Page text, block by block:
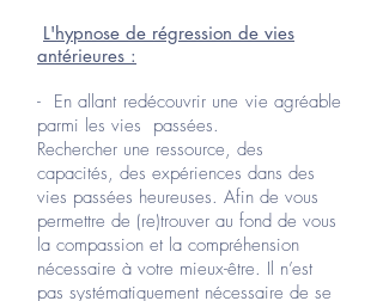
L'hypnose de régression de vies
antérieures :
- En allant redécouvrir une vie agréable
parmi les vies passées.
Rechercher une ressource, des
capacités, des expériences dans des
vies passées heureuses. Afin de vous
permettre de (re)trouver au fond de vous
la compassion et la compréhension
nécessaire à votre mieux-être. Il n’est
pas systématiquement nécessaire de se